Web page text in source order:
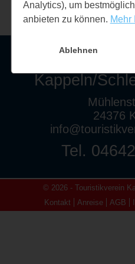
Kappeln/
24376
Tel.
© 2026 - Touristikverein
Kontakt
Anreise AGB
Analytics), um
anbieten zu können. Mehr
Ablehnen